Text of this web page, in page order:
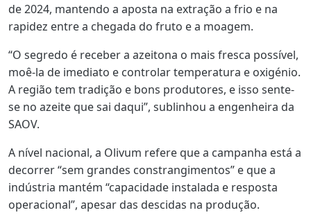
de 2024, mantendo a aposta na extração a frio e na
rapidez entre a chegada do fruto e a moagem.
“O segredo é receber a azeitona o mais fresca possível,
moê-la de imediato e controlar temperatura e oxigénio.
A região tem tradição e bons produtores, e isso sente-
se no azeite que sai daqui”, sublinhou a engenheira da
SAOV.
A nível nacional, a Olivum refere que a campanha está a
decorrer “sem grandes constrangimentos” e que a
indústria mantém “capacidade instalada e resposta
operacional”, apesar das descidas na produção.